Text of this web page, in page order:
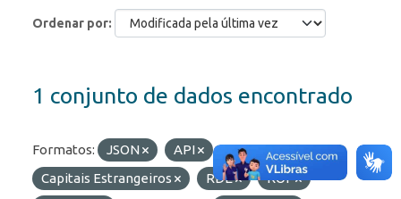
Ordenar por
1 conjunto de dados encontrado
Formatos: JSON API
Etiquetas:
Capitais Estrangeiros
RDE
ROF